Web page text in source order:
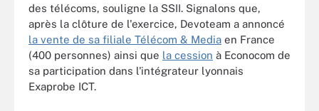
des télécoms, souligne la SSII. Signalons que,
après la clôture de l'exercice, Devoteam a annoncé
la vente de sa filiale Télécom & Media en France
(400 personnes) ainsi que la cession à Econocom de
sa participation dans l'intégrateur lyonnais
Exaprobe ICT.